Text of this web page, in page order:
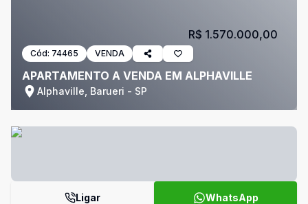
Cód: 74465 VENDA
APARTAMENTO A VENDA EM ALPHAVILLE
Alphaville, Barueri - SP
R$ 1.570.000,00
Ligar WhatsApp